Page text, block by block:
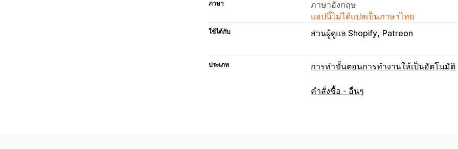
ภาษา
ภาษาอังกฤษ
แอปนี้ไม่ได้แปลเป็นภาษาไทย
ใช้ได้กับ ส่วนผู้ดูแล Shopify Patreon
ประเภท การทำขั้นตอนการทำงานให้เป็นอัตโนมัติ
งานอัตโนมัติ
คำสั่งซื้อ - อื่นๆ